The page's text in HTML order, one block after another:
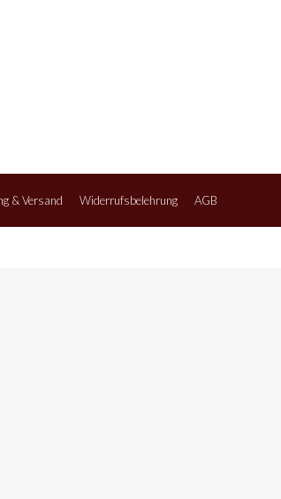
& Versand Widerrufsbelehrung AGB